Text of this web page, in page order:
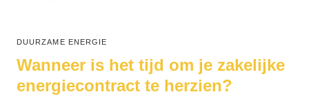
DUURZAME ENERGIE
Wanneer is het tijd om je zakelijke
energiecontract te herzien?